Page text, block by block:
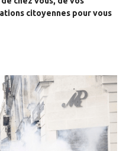
citoyennes pour vous